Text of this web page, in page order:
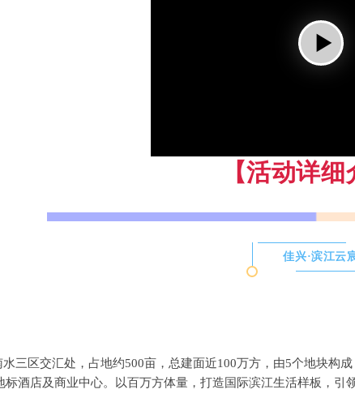
【活动详细
佳兴·滨江云
三区交汇处，占地约500亩，总建面近100万方，由5个地块构
酒店及商业中心。以百万方体量，打造国际滨江生活样板，引